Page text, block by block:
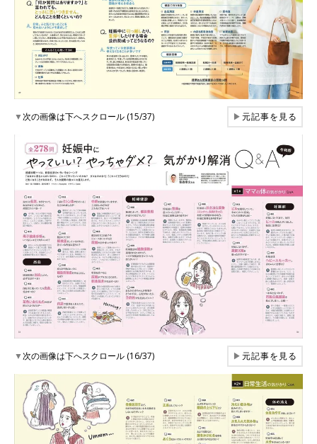
▼次の画像は下へスクロール (15/37) ▶元記事を見る
▼次の画像は下へスクロール (16/37) ▶元記事を見る